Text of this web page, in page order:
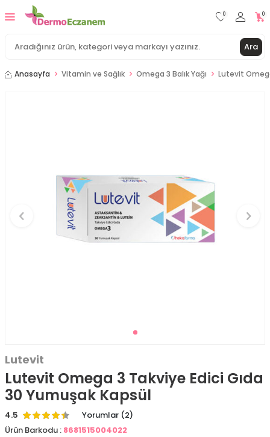
Ara
0 0
Anasayfa Vitamin ve Sağlık Omega 3 Balık Yağı Lutevit
Lutevit
Lutevit Omega 3 Takviye Edici Gıda
30 Yumuşak Kapsül
4.5
Yorumlar (2)
Ürün Barkodu : 8681515004022